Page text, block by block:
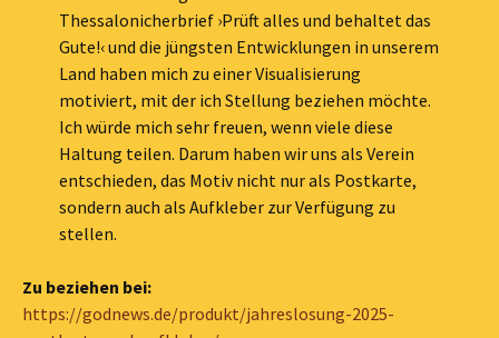
Thessalonicherbrief ›Prüft alles und behaltet das
Gute!‹ und die jüngsten Entwicklungen in unserem
Land haben mich zu einer Visualisierung
motiviert, mit der ich Stellung beziehen möchte.
Ich würde mich sehr freuen, wenn viele diese
Haltung teilen. Darum haben wir uns als Verein
entschieden, das Motiv nicht nur als Postkarte,
sondern auch als Aufkleber zur Verfügung zu
stellen.
Zu beziehen bei:
https://godnews.de/produkt/jahreslosung-2025-